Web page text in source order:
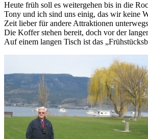
Heute früh soll es weitergehen bis in die
Tony und ich sind uns einig, das wir keine
Zeit lieber für andere Attraktionen
Die Koffer stehen bereit, doch vor der
Auf einem langen Tisch ist das